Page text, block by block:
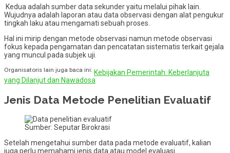
Kedua adalah sumber data sekunder yaitu melalui pihak lain.
Wujudnya adalah laporan atau data observasi dengan alat pengukur
tingkah laku atau mengamati sebuah proses.
Hal ini mirip dengan metode observasi namun metode observasi
fokus kepada pengamatan dan pencatatan sistematis terkait gejala
yang muncul pada subjek uji.
Organisatoris lain juga baca ini: Kebijakan Pemerintah: Keberlanjuta
yang Dilanjut dan Nawadosa
Jenis Data Metode Penelitian Evaluatif
Sumber: Seputar Birokrasi
Setelah mengetahui sumber data pada metode evaluatif, kalian
juga perlu memahami jenis data atau model evaluasi.